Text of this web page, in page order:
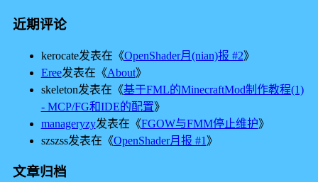
近期评论
kerocate发表在《OpenShader月(nian)报 #2》
Eree发表在《About》
skeleton发表在《基于FML的MinecraftMod制作教程(1)
- MCP/FG和IDE的配置》
manageryzy发表在《FGOW与FMM停止维护》
szszss发表在《OpenShader月报 #1 》
文章归档